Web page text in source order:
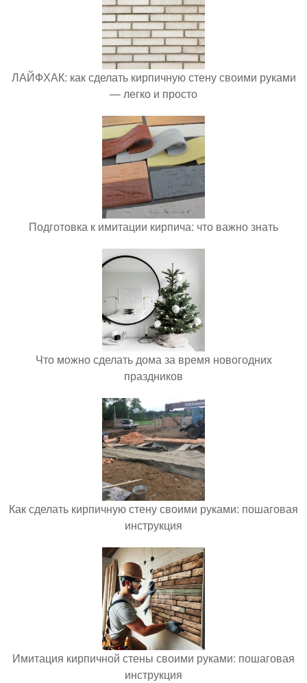
ЛАЙФХАК: как сделать кирпичную стену своими руками
— легко и просто
Подготовка к имитации кирпича: что важно знать
Что можно сделать дома за время новогодних
праздников
Как сделать кирпичную стену своими руками: пошаговая
инструкция
Имитация кирпичной стены своими руками: пошаговая
инструкция